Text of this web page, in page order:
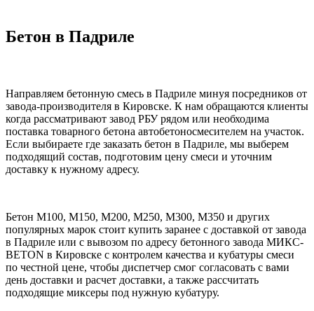
Бетон в Падриле
Направляем бетонную смесь в Падриле минуя посредников от
завода-производителя в Кировске. К нам обращаются клиенты
когда рассматривают завод РБУ рядом или необходима
поставка товарного бетона автобетоносмесителем на участок.
Если выбираете где заказать бетон в Падриле, мы выберем
подходящий состав, подготовим цену смеси и уточним
доставку к нужному адресу.
Бетон М100, М150, М200, М250, М300, М350 и других
популярных марок стоит купить заранее с доставкой от завода
в Падриле или с вывозом по адресу бетонного завода МИКС-
BETON в Кировске с контролем качества и кубатуры смеси
по честной цене, чтобы диспетчер смог согласовать с вами
день доставки и расчет доставки, а также рассчитать
подходящие миксеры под нужную кубатуру.